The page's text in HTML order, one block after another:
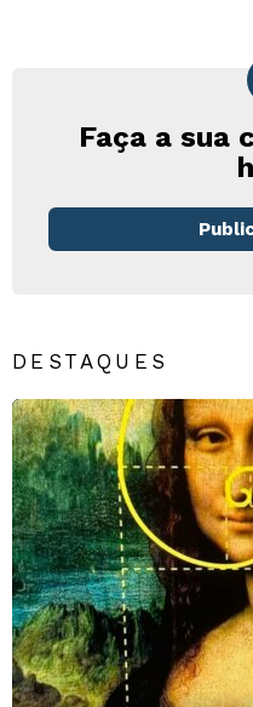
Faça a sua
DESTAQUES